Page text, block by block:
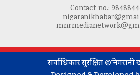
Contact no.:
सर्वाधिकार सुरक्षित